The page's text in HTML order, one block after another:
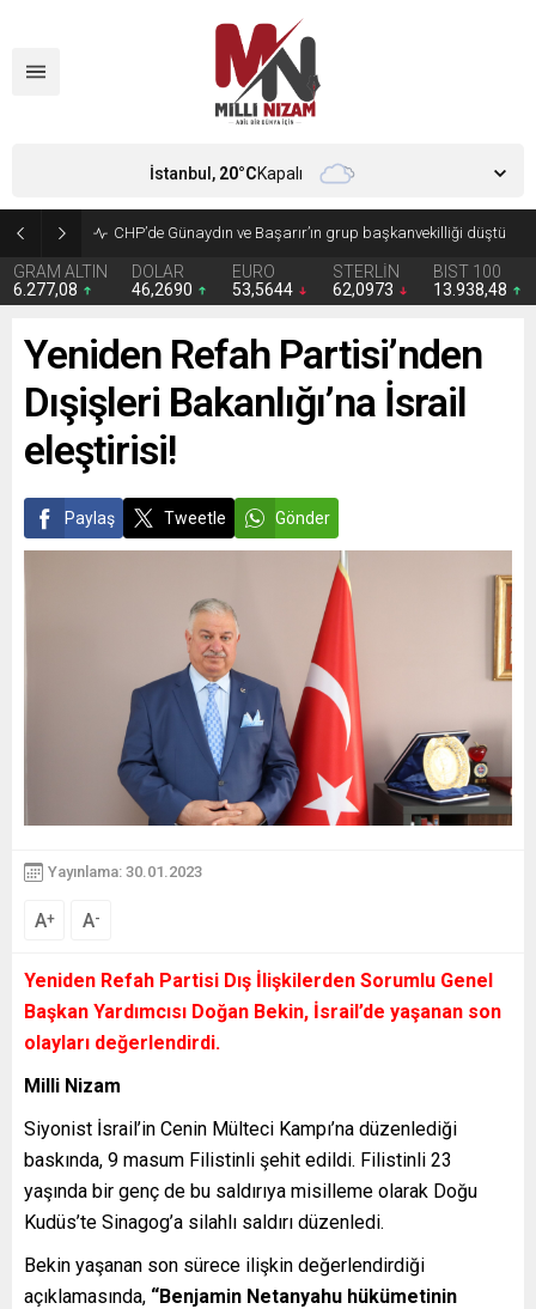
CHP’de Günaydın ve Başarır’ın grup başkanvekilliği düştü
GRAM ALTIN
6.277,08
DOLAR
46,2690
EURO
53,5644
STERLİN
62,0973
BIST 100
13.938,48
İstanbul, 20°CKapalı
Yeniden Refah Partisi’nden
Dışişleri Bakanlığı’na İsrail
eleştirisi!
Paylaş Tweetle Gönder
Yayınlama: 30.01.2023
A+ A-
Yeniden Refah Partisi Dış İlişkilerden Sorumlu Genel
Başkan Yardımcısı Doğan Bekin, İsrail’de yaşanan son
olayları değerlendirdi.
Milli Nizam
Siyonist İsrail’in Cenin Mülteci Kampı’na düzenlediği
baskında, 9 masum Filistinli şehit edildi. Filistinli 23
yaşında bir genç de bu saldırıya misilleme olarak Doğu
Kudüs’te Sinagog’a silahlı saldırı düzenledi.
Bekin yaşanan son sürece ilişkin değerlendirdiği
açıklamasında, “Benjamin Netanyahu hükümetinin